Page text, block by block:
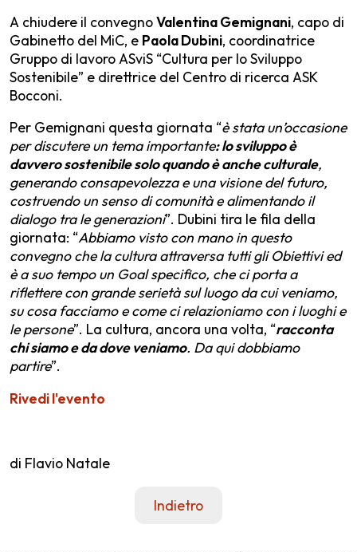
A chiudere il convegnoValentina Gemignani, capo di
Gabinetto del MiC, e Paola Dubini, coordinatrice
Gruppo di lavoro ASviS “Cultura per lo Sviluppo
Sostenibile” e direttrice del Centro di ricerca ASK
Bocconi.
Per Gemignani questa giornata “è stata un’occasione
per discutere un tema importante: lo sviluppo è
davvero sostenibile solo quando è anche culturale,
generando consapevolezza e una visione del futuro,
costruendo un senso di comunità e alimentando il
dialogo tra le generazioni”. Dubini tira le fila della
giornata: “Abbiamo visto con mano in questo
convegno che la cultura attraversa tutti gli Obiettivi ed
è a suo tempo un Goal specifico, che ci porta a
riflettere con grande serietà sul luogo da cui veniamo,
su cosa facciamo e come ci relazioniamo con i luoghi e
le persone”. La cultura, ancora una volta, “racconta
chi siamo e da dove veniamo. Da qui dobbiamo
partire”.
Rivedi l'evento
di Flavio Natale
Indietro